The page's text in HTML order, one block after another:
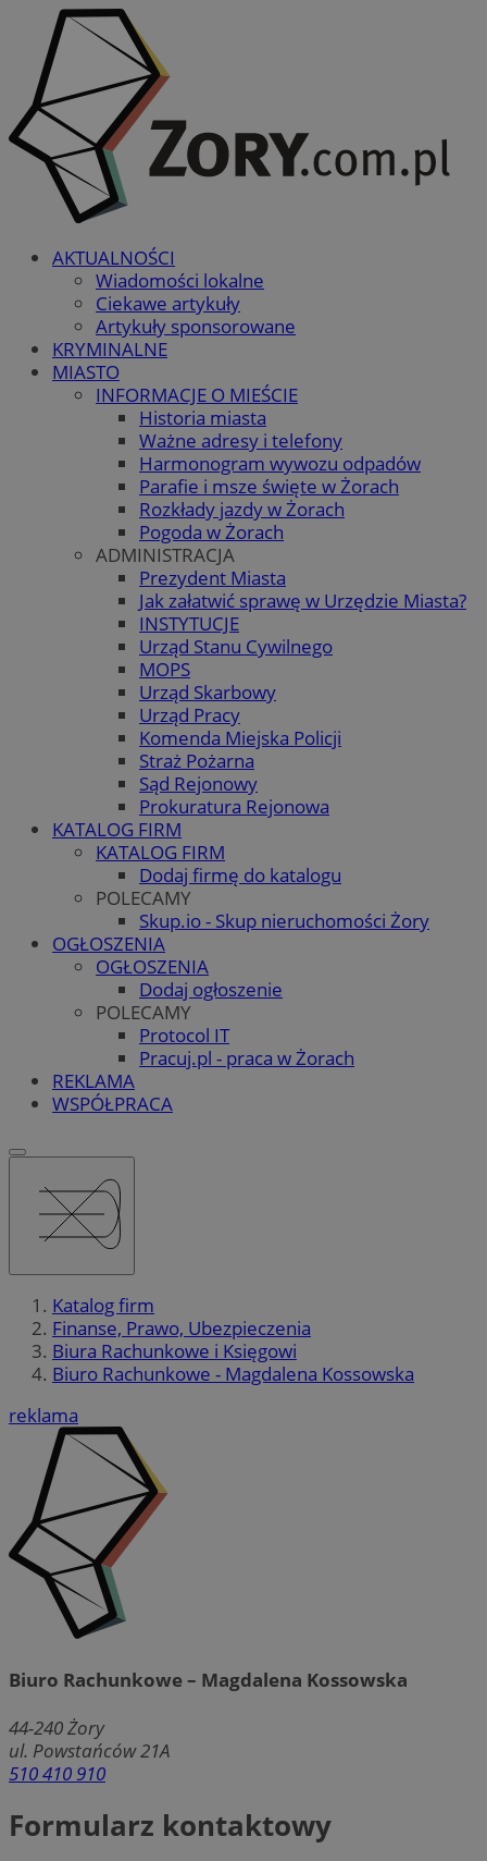
AKTUALNOŚCI
Wiadomości lokalne
Ciekawe artykuły
Artykuły sponsorowane
KRYMINALNE
MIASTO
INFORMACJE O MIEŚCIE
Historia miasta
Ważne adresy i telefony
Harmonogram wywozu odpadów
Parafie i msze święte w Żorach
Rozkłady jazdy w Żorach
Pogoda w Żorach
ADMINISTRACJA
Prezydent Miasta
Jak załatwić sprawę w Urzędzie Miasta?
INSTYTUCJE
Urząd Stanu Cywilnego
MOPS
Urząd Skarbowy
Urząd Pracy
Komenda Miejska Policji
Straż Pożarna
Sąd Rejonowy
Prokuratura Rejonowa
KATALOG FIRM
KATALOG FIRM
Dodaj firmę do katalogu
POLECAMY
Skup.io - Skup nieruchomości Żory
OGŁOSZENIA
OGŁOSZENIA
Dodaj ogłoszenie
POLECAMY
Protocol IT
Pracuj.pl - praca w Żorach
REKLAMA
WSPÓŁPRACA
Katalog firm
Finanse, Prawo, Ubezpieczenia
Biura Rachunkowe i Księgowi
Biuro Rachunkowe - Magdalena Kossowska
reklama
Biuro Rachunkowe – Magdalena Kossowska
44-240Żory
ul. Powstańców 21A
510 410 910
Formularz kontaktowy